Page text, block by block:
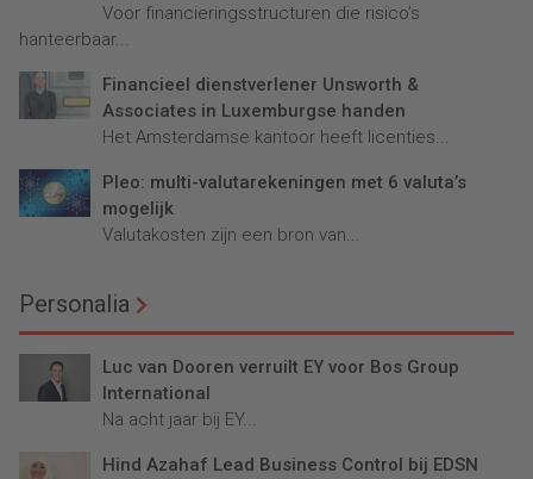
Voor financieringsstructuren die risico’s
hanteerbaar...
Financieel dienstverlener Unsworth &
Associates in Luxemburgse handen
Het Amsterdamse kantoor heeft licenties...
Pleo: multi-valutarekeningen met 6 valuta’s
mogelijk
Valutakosten zijn een bron van...
Personalia
Luc van Dooren verruilt EY voor Bos Group
International
Na acht jaar bij EY...
Hind Azahaf Lead Business Control bij EDSN